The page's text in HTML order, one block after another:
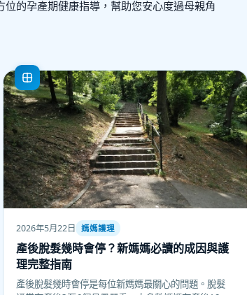
的孕產期健康指導，幫助您安心度過母親角
2026年5月22日 媽媽護理
產後脫髮幾時會停？新媽媽必讀的成因與護
理完整指南
產後脫髮幾時會停是每位新媽媽最關心的問題。脫髮